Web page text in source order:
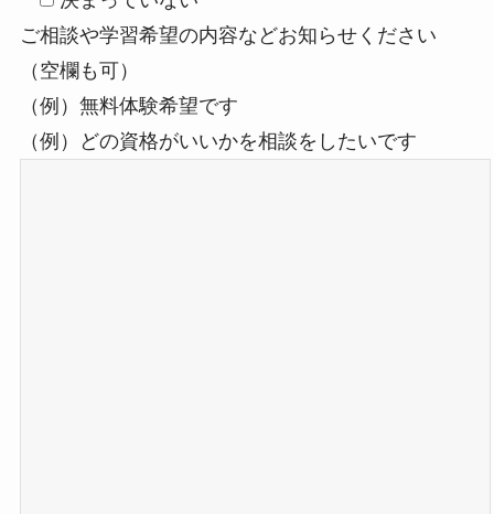
ご相談や学習希望の内容などお知らせください
（空欄も可）
（例）無料体験希望です
（例）どの資格がいいかを相談をしたいです